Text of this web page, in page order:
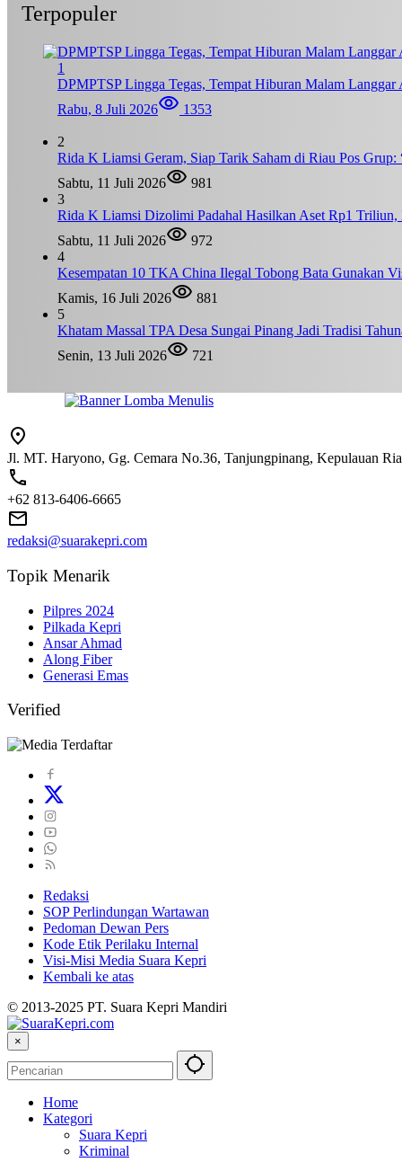
Terpopuler
1
DPMPTSP Lingga Tegas, Tempat Hiburan Malam Langgar
Rabu, 8 Juli 2026
1353
2
Rida K Liamsi Geram, Siap Tarik Saham di Riau Pos
Sabtu, 11 Juli 2026
981
3
Rida K Liamsi Dizolimi Padahal Hasilkan Aset Rp1 Triliun,
Sabtu, 11 Juli 2026
972
4
Kesempatan 10 TKA China Ilegal Tobong Bata Gunakan
Kamis, 16 Juli 2026
881
5
Khatam Massal TPA Desa Sungai Pinang Jadi Tradisi
Senin, 13 Juli 2026
721
Jl. MT. Haryono, Gg. Cemara No.36, Tanjungpinang, Kepulauan
+62 813-6406-6665
redaksi@suarakepri.com
Topik Menarik
Pilpres 2024
Pilkada Kepri
Ansar Ahmad
Along Fiber
Generasi Emas
Verified
Redaksi
SOP Perlindungan Wartawan
Pedoman Dewan Pers
Kode Etik Perilaku Internal
Visi-Misi Media Suara Kepri
Kembali ke atas
© 2013-2025 PT. Suara Kepri Mandiri
×
Home
Kategori
Suara Kepri
Kriminal